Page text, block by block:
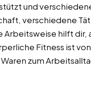
und
verschiedene
hilft dir,
Fitness ist
zum